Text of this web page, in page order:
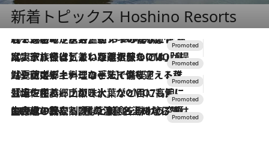
新着トピックス Hoshino Resorts
2026.8.7
【トンボの足水浴】ヒノキの香りに包まれて涼感マックス！約13℃の湧水かけ流しを避暑地「星野温泉 トンボの湯」で体験
2026.7.31
【ホテル帰省】という選択肢をOMOが提案。家族とほどよい距離を保つには「昼は実家、夜は気兼ねなくホテルで！」
2026.7.24
【夏限定ディナーコース】旬を迎える稚鮎や花ズッキーニなどをイタリア・トスカーナの郷土料理の手法で満喫！
2026.7.17
「土佐和ハーブかき氷」がOMO7高知に登場！生姜、山椒、大葉など目にも舌にも涼を呼ぶ郷土の味
2026.7.10
NEW OPEN！【界 草津】名湯の地に誕生。趣の異なる2種の温泉と上州ならではの会席・蕎麦割烹など美食を味わう究極の癒やし旅